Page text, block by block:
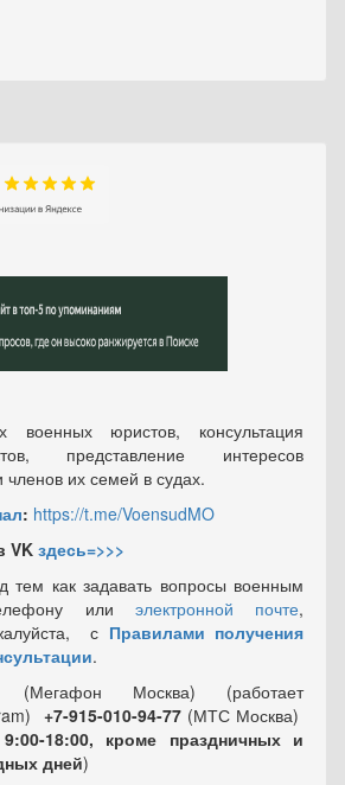
юристов, консультация
представление интересов
их семей в судах.
: https://t.me/VoensudMO
VK здесь=>>>
тем как задавать вопросы военным
или электронной почте,
с Правилами получения
.
(Мегафон Москва) (работает
+7-915-010-94-77 (МТС Москва)
18:00, кроме праздничных и
дней)